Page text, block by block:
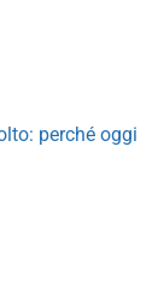
perché oggi